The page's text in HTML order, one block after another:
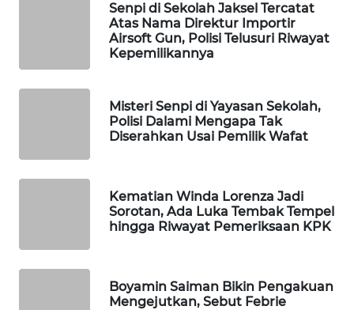
Senpi di Sekolah Jaksel Tercatat
Atas Nama Direktur Importir
Airsoft Gun, Polisi Telusuri Riwayat
Kepemilikannya
Misteri Senpi di Yayasan Sekolah,
Polisi Dalami Mengapa Tak
Diserahkan Usai Pemilik Wafat
Kematian Winda Lorenza Jadi
Sorotan, Ada Luka Tembak Tempel
hingga Riwayat Pemeriksaan KPK
Boyamin Saiman Bikin Pengakuan
Mengejutkan, Sebut Febrie
WAHANA
WAHANA